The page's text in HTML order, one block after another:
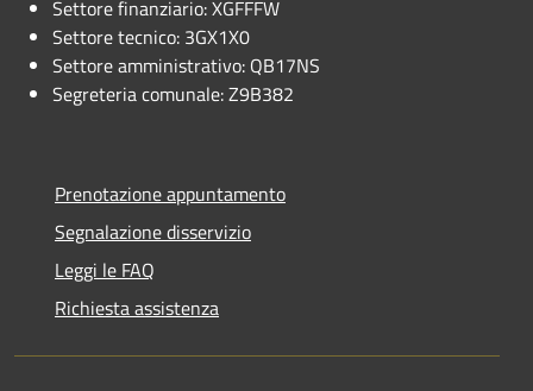
Settore finanziario: XGFFFW
Settore tecnico: 3GX1X0
Settore amministrativo: QB17NS
Segreteria comunale: Z9B382
Prenotazione appuntamento
Segnalazione disservizio
Leggi le FAQ
Richiesta assistenza